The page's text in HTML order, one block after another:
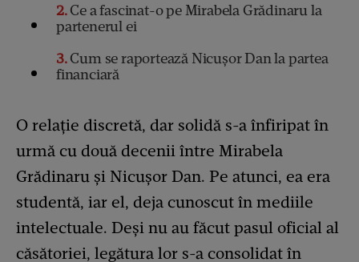
2Ce a fascinat-o pe Mirabela Grădinaru la
partenerul ei
3Cum se raportează Nicușor Dan la partea
financiară
O relație discretă, dar solidă s-a înfiripat în
urmă cu două decenii între Mirabela
Grădinaru și Nicușor Dan. Pe atunci, ea era
studentă, iar el, deja cunoscut în mediile
intelectuale. Deși nu au făcut pasul oficial al
căsătoriei, legătura lor s-a consolidat în